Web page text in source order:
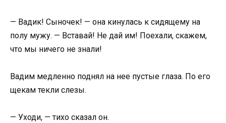
— Вадик! Сыночек! — она кинулась к сидящему на
полу мужу. — Вставай! Не дай им! Поехали, скажем,
что мы ничего не знали!
Вадим медленно поднял на нее пустые глаза. По его
щекам текли слезы.
— Уходи, — тихо сказал он.